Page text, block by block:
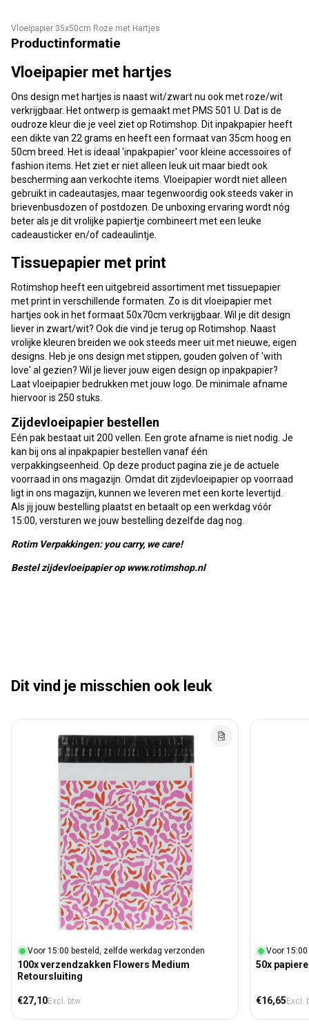
Vloeipapier 35x50cm Roze met Hartjes
Productinformatie
Vloeipapier met hartjes
Ons design met hartjes is naast wit/zwart nu ook met roze/wit
verkrijgbaar. Het ontwerp is gemaakt met PMS 501 U. Dat is de
oudroze kleur die je veel ziet op Rotimshop. Dit inpakpapier heeft
een dikte van 22 grams en heeft een formaat van 35cm hoog en
50cm breed. Het is ideaal 'inpakpapier' voor kleine accessoires of
fashion items. Het ziet er niet alleen leuk uit maar biedt ook
bescherming aan verkochte items. Vloeipapier wordt niet alleen
gebruikt in cadeautasjes, maar tegenwoordig ook steeds vaker in
brievenbusdozen of postdozen. De unboxing ervaring wordt nóg
beter als je dit vrolijke papiertje combineert met een leuke
cadeausticker en/of cadeaulintje.
Tissuepapier met print
Rotimshop heeft een uitgebreid assortiment met tissuepapier
met print in verschillende formaten. Zo is dit vloeipapier met
hartjes ook in het formaat 50x70cm verkrijgbaar. Wil je dit design
liever in zwart/wit? Ook die vind je terug op Rotimshop. Naast
vrolijke kleuren breiden we ook steeds meer uit met nieuwe, eigen
designs. Heb je ons design met stippen, gouden golven of 'with
love' al gezien? Wil je liever jouw eigen design op inpakpapier?
Laat vloeipapier bedrukken met jouw logo. De minimale afname
hiervoor is 250 stuks.
Zijdevloeipapier bestellen
Eén pak bestaat uit 200 vellen. Een grote afname is niet nodig. Je
kan bij ons al inpakpapier bestellen vanaf één
verpakkingseenheid. Op deze product pagina zie je de actuele
voorraad in ons magazijn. Omdat dit zijdevloeipapier op voorraad
ligt in ons magazijn, kunnen we leveren met een korte levertijd.
Als jij jouw bestelling plaatst en betaalt op een werkdag vóór
15:00, versturen we jouw bestelling dezelfde dag nog.
Rotim Verpakkingen: you carry, we care!
Bestel zijdevloeipapier op www.rotimshop.nl
Dit vind je misschien ook leuk
Voor 15:00 besteld, zelfde werkdag verzonden
100x verzendzakken Flowers Medium
Retoursluiting
Normale prijs
€27,10Excl. btw
Voor
50x
Normale
€16,65Excl.